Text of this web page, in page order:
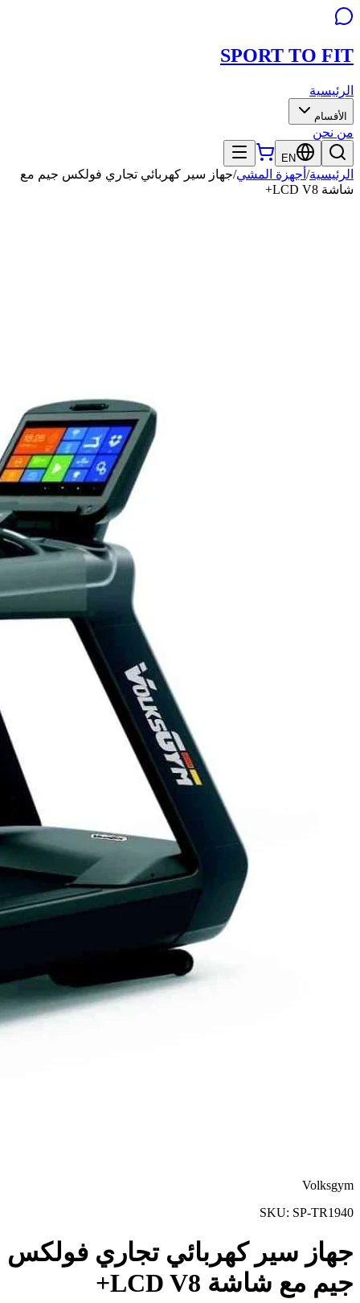
SPORT TO FIT
الرئيسية
الأقسام
من نحن
EN
الرئيسية/ أجهزة المشي/جهاز سير كهربائي تجاري فولكس جيم مع
شاشة LCD V8+
Volksgym
SKU: SP-TR1940
جهاز سير كهربائي تجاري فولكس
جيم مع شاشة LCD V8+